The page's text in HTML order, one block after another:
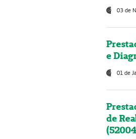
03 de
e
01 de
de